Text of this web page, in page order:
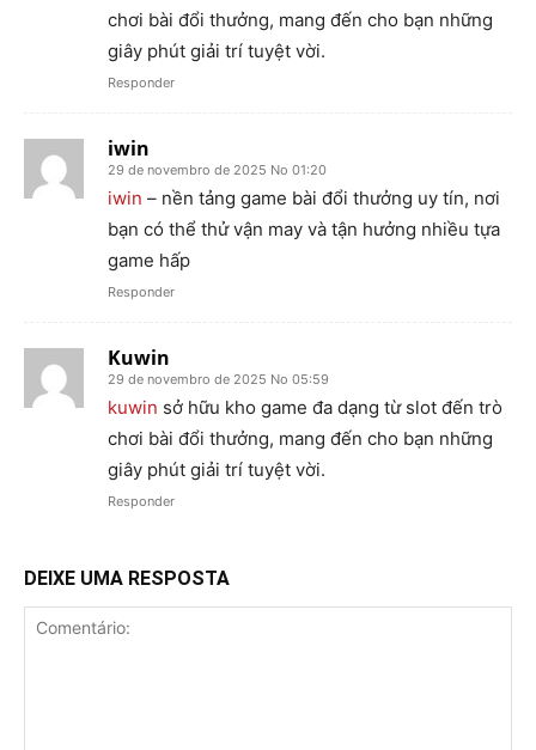
chơi bài đổi thưởng, mang đến cho bạn những
giây phút giải trí tuyệt vời.
Responder
iwin
29 de novembro de 2025 No 01:20
iwin – nền tảng game bài đổi thưởng uy tín, nơi
bạn có thể thử vận may và tận hưởng nhiều tựa
game hấp
Responder
Kuwin
29 de novembro de 2025 No 05:59
kuwin sở hữu kho game đa dạng từ slot đến trò
chơi bài đổi thưởng, mang đến cho bạn những
giây phút giải trí tuyệt vời.
Responder
DEIXE UMA RESPOSTA